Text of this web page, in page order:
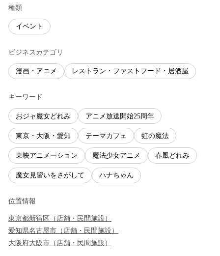
種類
イベント
ビジネスカテゴリ
漫画・アニメ レストラン・ファストフード・居酒屋
キーワード
おジャ魔女どれみ アニメ放送開始25周年
東京・大阪・愛知 テーマカフェ 虹の魔法
東映アニメーション 魔法少女アニメ 春風どれみ
魔女見習いをさがして ハナちゃん
位置情報
東京都新宿区 （ 店舗・民間施設 ）
愛知県名古屋市 （ 店舗・民間施設 ）
大阪府大阪市 （ 店舗・民間施設 ）